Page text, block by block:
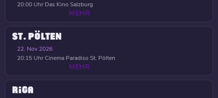
20:00 Uhr Das Kino Salzburg
MEHR
ST. PÖLTEN
22. Nov 2026
20:15 UhrCinema Paradiso St. Pölten
MEHR
RIGA